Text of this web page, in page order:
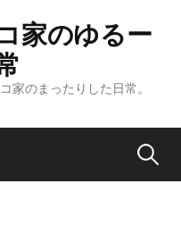
家のゆるー
家のまったりした日常。
検